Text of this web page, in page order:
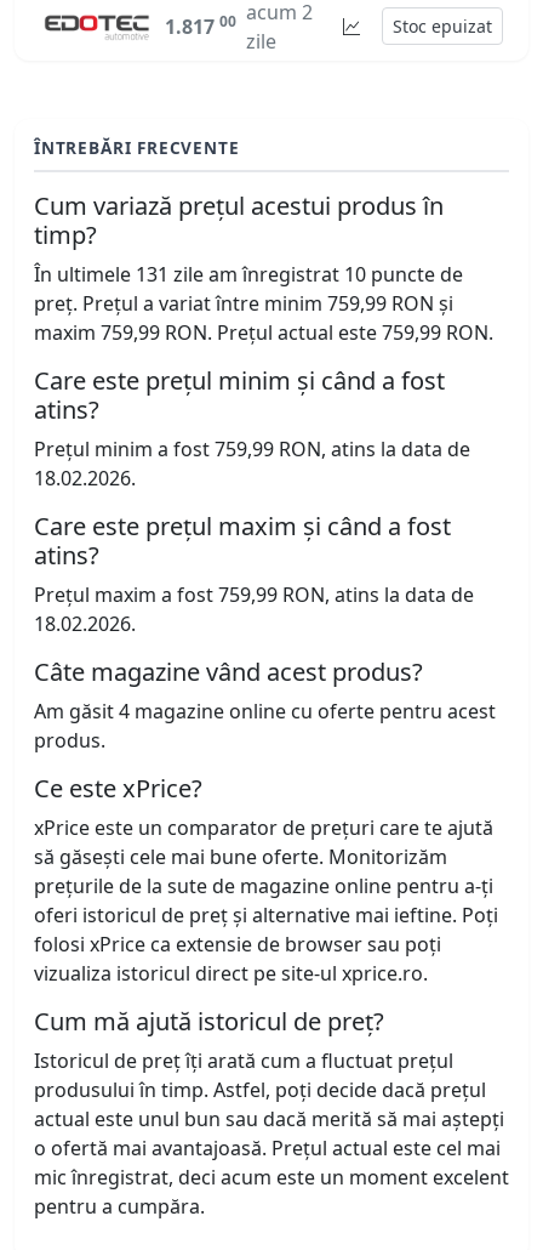
1.817 00 acum 2
zile
Stoc epuizat
ÎNTREBĂRI FRECVENTE
Cum variază prețul acestui produs în
timp?
În ultimele 131 zile am înregistrat 10 puncte de
preț. Prețul a variat între minim 759,99 RON și
maxim 759,99 RON. Prețul actual este 759,99 RON.
Care este prețul minim și când a fost
atins?
Prețul minim a fost 759,99 RON, atins la data de
18.02.2026.
Care este prețul maxim și când a fost
atins?
Prețul maxim a fost 759,99 RON, atins la data de
18.02.2026.
Câte magazine vând acest produs?
Am găsit 4 magazine online cu oferte pentru acest
produs.
Ce este xPrice?
xPrice este un comparator de prețuri care te ajută
să găsești cele mai bune oferte. Monitorizăm
prețurile de la sute de magazine online pentru a-ți
oferi istoricul de preț și alternative mai ieftine. Poți
folosi xPrice ca extensie de browser sau poți
vizualiza istoricul direct pe site-ul xprice.ro.
Cum mă ajută istoricul de preț?
Istoricul de preț îți arată cum a fluctuat prețul
produsului în timp. Astfel, poți decide dacă prețul
actual este unul bun sau dacă merită să mai aștepți
o ofertă mai avantajoasă. Prețul actual este cel mai
mic înregistrat, deci acum este un moment excelent
pentru a cumpăra.